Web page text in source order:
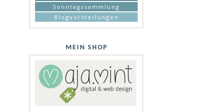
Sonntagssammlung
Blogvorstellungen
MEIN SHOP